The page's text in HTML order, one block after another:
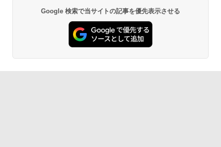
Google 検索で当サイトの記事を優先表示させる